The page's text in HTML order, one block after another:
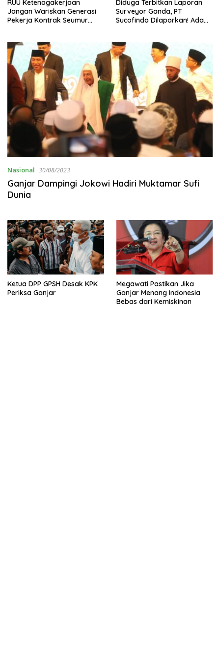
Diduga Terbitkan Laporan
Surveyor Ganda, PT
Sucofindo Dilaporkan! Ada
ASPEK Indonesia: RUU
Ketenagakerjaan Harus
Menjadi Titik Balik
Nasional 30/08/2023
Ganjar Dampingi Jokowi Hadiri Muktamar Sufi
Dunia
Ketua DPP GPSH Desak KPK
Periksa Ganjar
Megawati Pastikan Jika
Ganjar Menang Indonesia
Bebas dari Kemiskinan